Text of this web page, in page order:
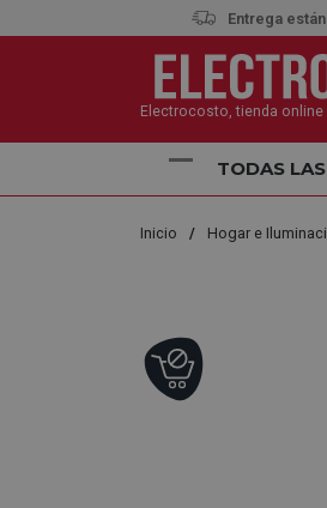
Entrega
Electrocosto, tienda
TODAS
Inicio Hogar e